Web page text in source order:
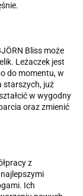
Bliss może
Leżaczek jest
do momentu, w
starszych, już
w wygodny
oraz zmienić
z
Ich